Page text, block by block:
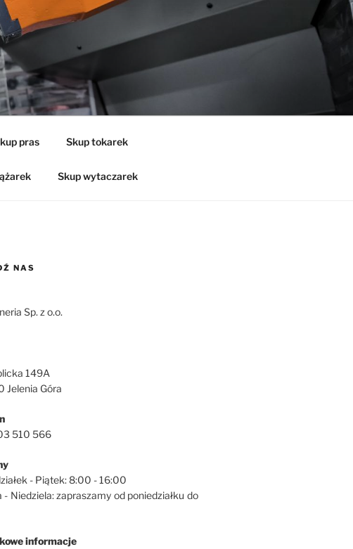
pras Skup tokarek
Skup wytaczarek
NAS
Sp. z o.o.
149A
Jelenia Góra
510 566
- Piątek: 8:00 - 16:00
- Niedziela: zapraszamy od poniedziałku do
informacje